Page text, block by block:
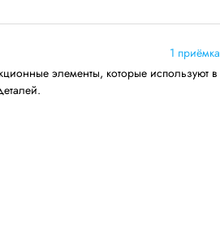
1 приёмка
элементы, которые используют в